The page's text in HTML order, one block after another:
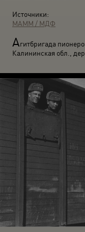
Источники:
МАММ / МДФ
Агитбригада
Калининская обл.,